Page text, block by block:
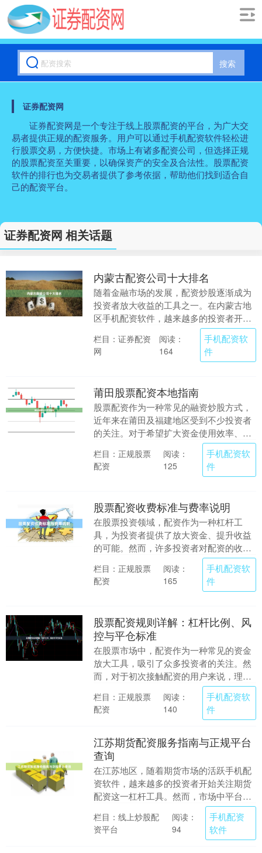
搜索
证券配资网
证券配资网是一个专注于线上股票配资的平台，为广大交
易者提供正规的配资服务。用户可以通过手机配资软件轻松进
行股票交易，方便快捷。市场上有诸多配资公司，但选择正规
的股票配资至关重要，以确保资产的安全及合法性。股票配资
软件的排行也为交易者提供了参考依据，帮助他们找到适合自
己的配资平台。
证券配资网 相关话题
内蒙古配资公司十大排名
随着金融市场的发展，配资炒股逐渐成为
投资者放大收益的工具之一。在内蒙古地
区手机配资软件，越来越多的投资者开始
关注配资服务。然而，面对市场上众多的
配资公司，如何选....
栏目：证券配资
网
阅读：
164
手机配资软
件
莆田股票配资本地指南
股票配资作为一种常见的融资炒股方式，
近年来在莆田及福建地区受到不少投资者
的关注。对于希望扩大资金使用效率、提
高潜在收益的股民来说，了解本地配资渠
道、操作流程及风....
栏目：正规股票
配资
阅读：
125
手机配资软
件
股票配资收费标准与费率说明
在股票投资领域，配资作为一种杠杆工
具，为投资者提供了放大资金、提升收益
的可能。然而，许多投资者对配资的收费
标准与费率构成并不清晰手机配资软件，
容易在操作中产生误....
栏目：正规股票
配资
阅读：
165
手机配资软
件
股票配资规则详解：杠杆比例、风
控与平仓标准
在股票市场中，配资作为一种常见的资金
放大工具，吸引了众多投资者的关注。然
而，对于初次接触配资的用户来说，理解
其核心规则至关重要。本文将详细解析股
票配资的杠杆比例....
栏目：正规股票
配资
阅读：
140
手机配资软
件
江苏期货配资服务指南与正规平台
查询
在江苏地区，随着期货市场的活跃手机配
资软件，越来越多的投资者开始关注期货
配资这一杠杆工具。然而，市场中平台良
莠不齐，如何安全、合规地进行期货配
资，成为投资者必须....
栏目：线上炒股配
资平台
阅读：
94
手机配资
软件